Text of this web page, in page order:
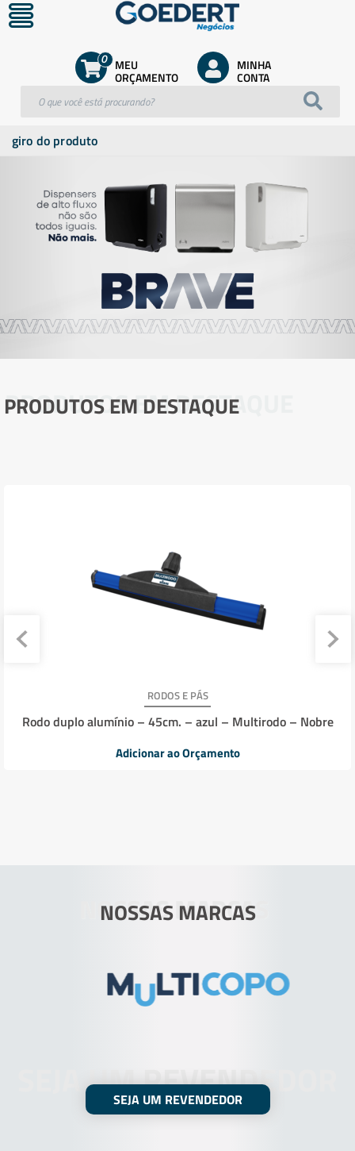
MEU
ORÇAMENTO
0 MINHA
CONTA
giro do produto
PRODUTOS EM DESTAQUE
PRODUTOS EM DESTAQUE
RODOS E PÁS
Rodo duplo alumínio – 45cm. – azul – Multirodo – Nobre
Adicionar ao Orçamento
NOSSAS MARCAS
NOSSAS MARCAS
SEJA UM REVENDEDOR
SEJA UM REVENDEDOR